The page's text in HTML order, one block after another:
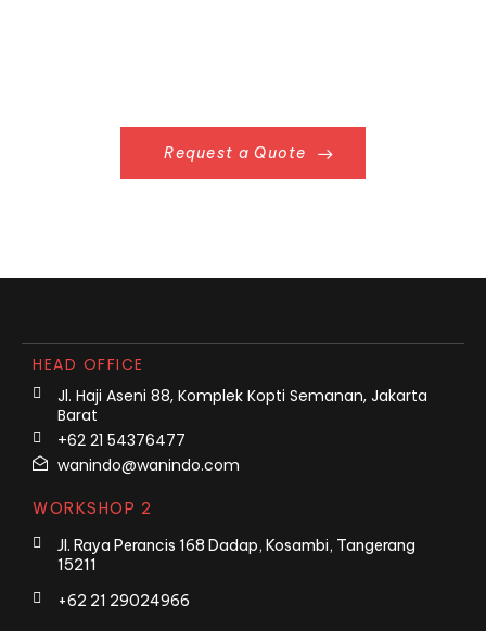
Request a Quote
HEAD OFFICE
Jl. Haji Aseni 88, Komplek Kopti Semanan, Jakarta
Barat
+62 21 54376477
wanindo@wanindo.com
WORKSHOP 2
Jl. Raya Perancis 168 Dadap, Kosambi, Tangerang
15211
+62 21 29024966